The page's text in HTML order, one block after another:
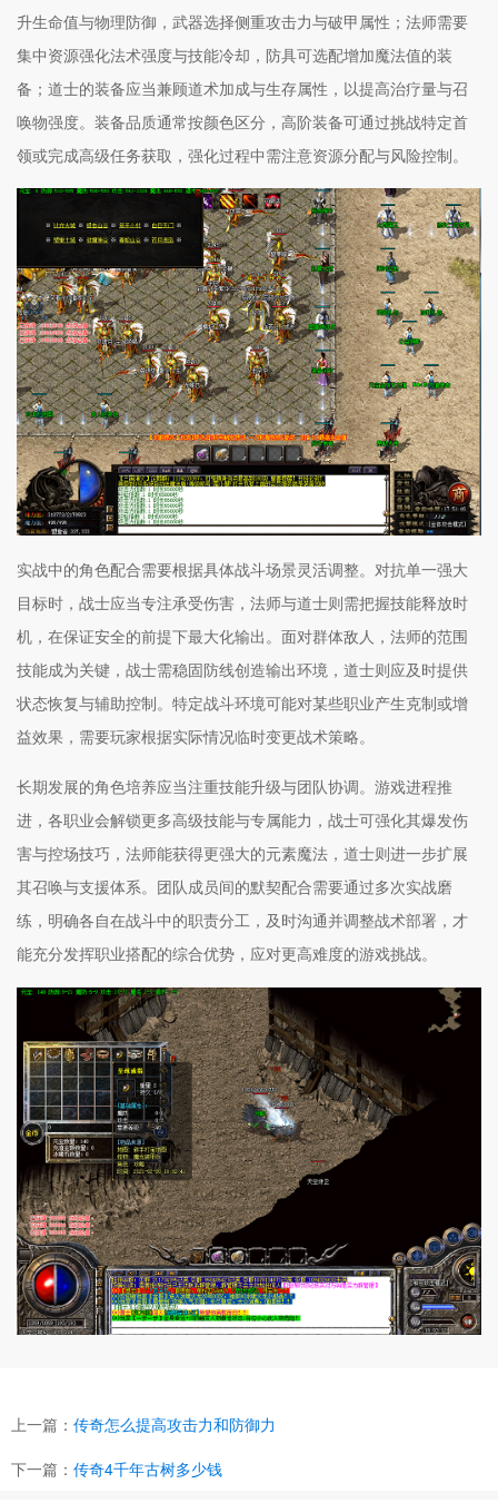
升生命值与物理防御，武器选择侧重攻击力与破甲属性；法师需要
集中资源强化法术强度与技能冷却，防具可选配增加魔法值的装
备；道士的装备应当兼顾道术加成与生存属性，以提高治疗量与召
唤物强度。装备品质通常按颜色区分，高阶装备可通过挑战特定首
领或完成高级任务获取，强化过程中需注意资源分配与风险控制。
实战中的角色配合需要根据具体战斗场景灵活调整。对抗单一强大
目标时，战士应当专注承受伤害，法师与道士则需把握技能释放时
机，在保证安全的前提下最大化输出。面对群体敌人，法师的范围
技能成为关键，战士需稳固防线创造输出环境，道士则应及时提供
状态恢复与辅助控制。特定战斗环境可能对某些职业产生克制或增
益效果，需要玩家根据实际情况临时变更战术策略。
长期发展的角色培养应当注重技能升级与团队协调。游戏进程推
进，各职业会解锁更多高级技能与专属能力，战士可强化其爆发伤
害与控场技巧，法师能获得更强大的元素魔法，道士则进一步扩展
其召唤与支援体系。团队成员间的默契配合需要通过多次实战磨
练，明确各自在战斗中的职责分工，及时沟通并调整战术部署，才
能充分发挥职业搭配的综合优势，应对更高难度的游戏挑战。
上一篇： 传奇怎么提高攻击力和防御力
下一篇： 传奇4千年古树多少钱